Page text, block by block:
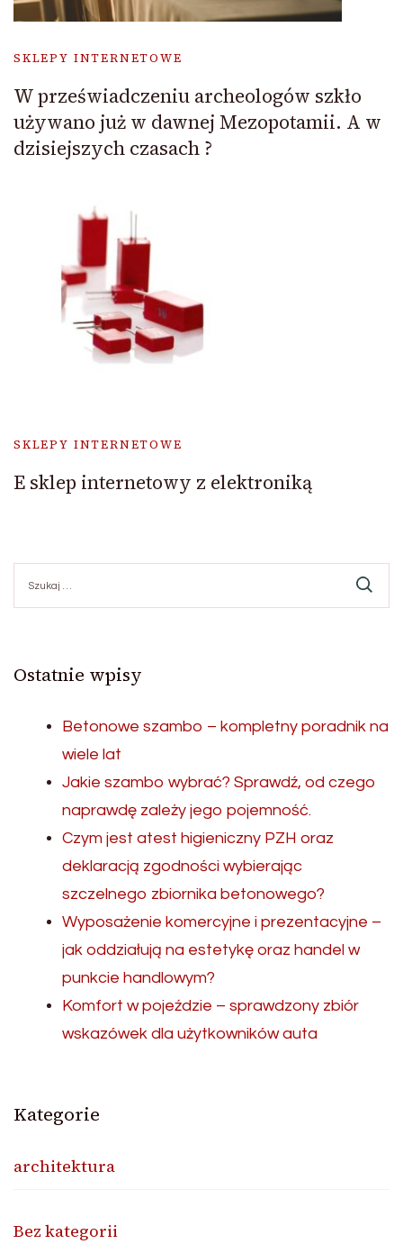
SKLEPY INTERNETOWE
W przeświadczeniu archeologów szkło
używano już w dawnej Mezopotamii. A w
dzisiejszych czasach ?
SKLEPY INTERNETOWE
E sklep internetowy z elektroniką
Ostatnie wpisy
Betonowe szambo – kompletny poradnik na
wiele lat
Jakie szambo wybrać? Sprawdź, od czego
naprawdę zależy jego pojemność.
Czym jest atest higieniczny PZH oraz
deklaracją zgodności wybierając
szczelnego zbiornika betonowego?
Wyposażenie komercyjne i prezentacyjne –
jak oddziałują na estetykę oraz handel w
punkcie handlowym?
Komfort w pojeździe – sprawdzony zbiór
wskazówek dla użytkowników auta
Kategorie
architektura
Bez kategorii